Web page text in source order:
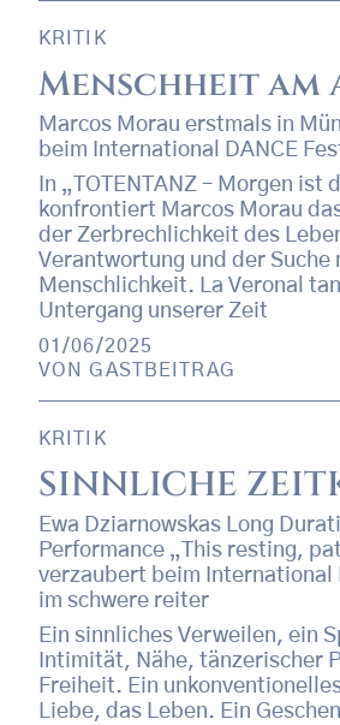
KRITIK
Menschheit am
Marcos Morau erstmals in
beim International DANCE
In „TOTENTANZ – Morgen ist
konfrontiert Marcos Morau
der Zerbrechlichkeit des
Verantwortung und der Suche
Menschlichkeit. La Veronal
Untergang unserer Zeit
01/06/2025
VONGASTBEITRAG
KRITIK
SINNLICHE
Ewa Dziarnowskas Long
Performance „This resting,
verzaubert beim International
im schwere reiter
Ein sinnliches Verweilen, ein
Intimität, Nähe, tänzerischer
Freiheit. Ein
Liebe, das Leben. Ein